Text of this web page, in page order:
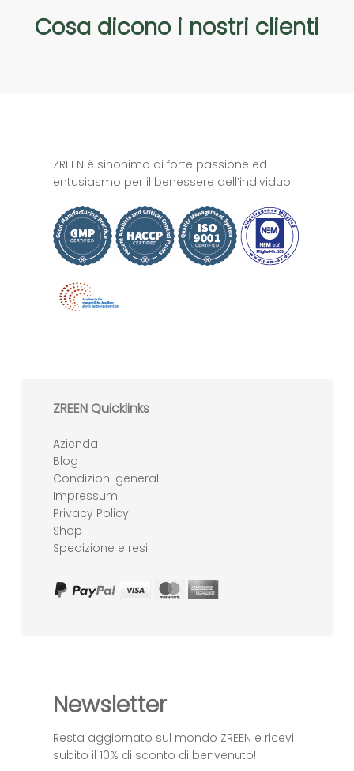
Cosa dicono i nostri clienti
ZREEN è sinonimo di forte passione ed
entusiasmo per il benessere dell’individuo.
ZREEN Quicklinks
Azienda
Blog
Condizioni generali
Impressum
Privacy Policy
Shop
Spedizione e resi
Newsletter
Resta aggiornato sul mondo ZREEN e ricevi
subito il 10% di sconto di benvenuto!